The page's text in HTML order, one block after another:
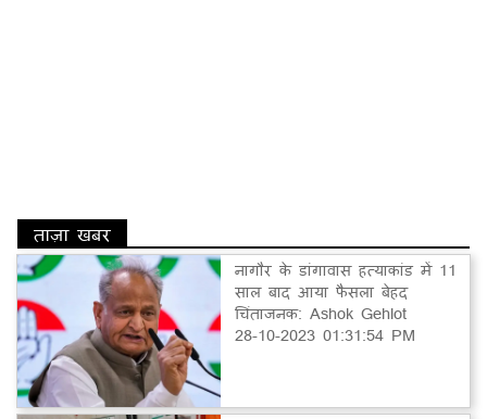
ताज़ा खबर
नागौर के डांगावास हत्याकांड में 11
साल बाद आया फैसला बेहद
चिंताजनक: Ashok Gehlot
28-10-2023 01:31:54 PM